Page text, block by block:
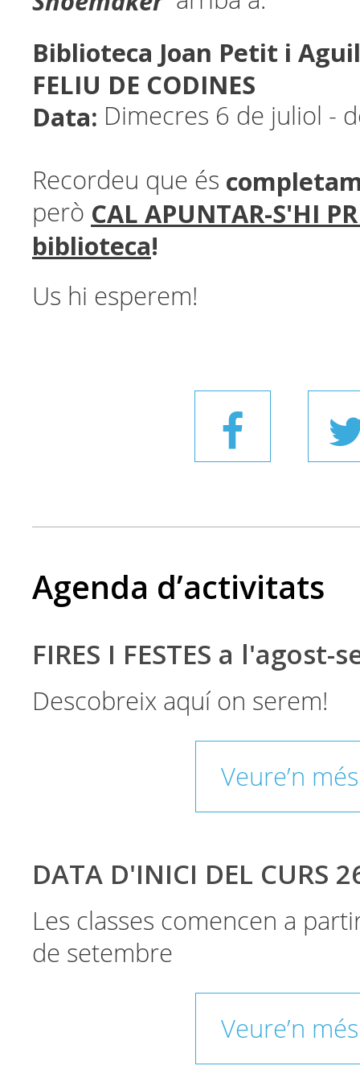
Biblioteca Joan Petit i
FELIU DE CODINES
Data: Dimecres 6 de juliol -
Recordeu que és
però CAL APUNTAR-S'HI
biblioteca!
Us hi esperem!
Agenda d’activitats
FIRES I FESTES a l'agost-
Descobreix aquí on serem!
Veure’n més
DATA D'INICI DEL CURS
Les classes comencen a
de setembre
Veure’n més